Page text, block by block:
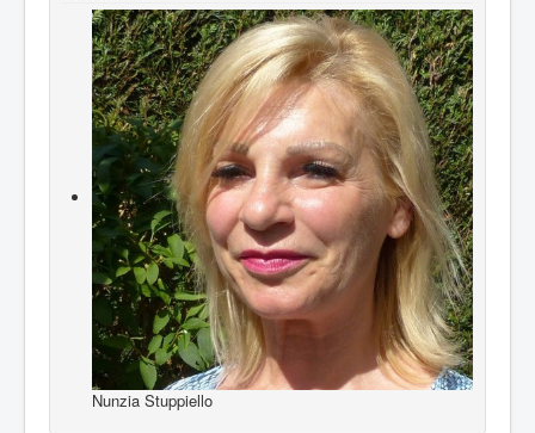
Nunzia Stuppiello